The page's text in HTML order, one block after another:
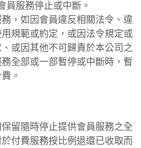
員服務停止或中斷。
，如因會員違反相關法令、違
規範或約定，或因法令規定或
或因其他不可歸責於本公司之
全部或一部暫停或中斷時，暫
。
留隨時停止提供會員服務之全
付費服務按比例退還已收取而